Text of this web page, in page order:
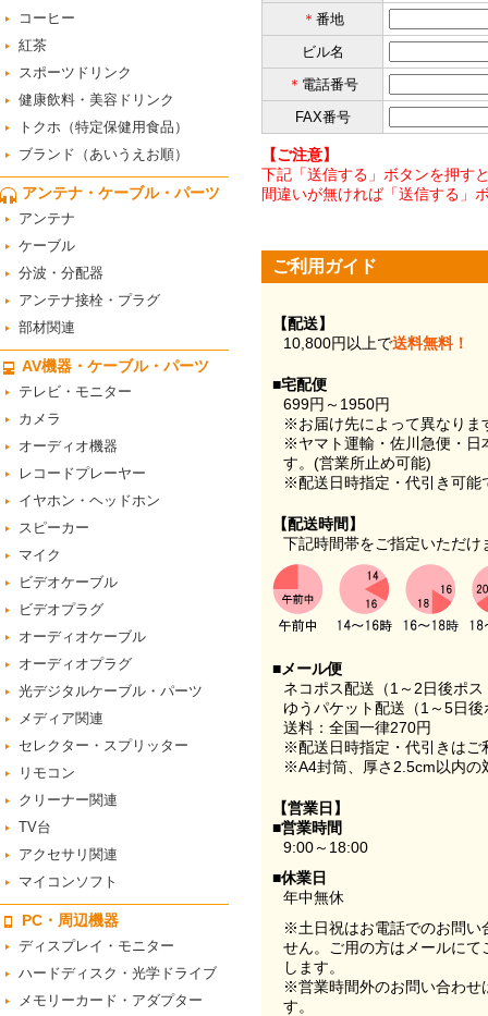
＊ 番地
ビル名
＊ 電話番号
FAX番号
【ご注意】
下記「送信する」ボタンを押す
間違いが無ければ「送信する」
ご利用ガイド
【配送】
10,800円以上で送料無料！
■宅配便
699円～1950円
※お届け先によって異なりま
※ヤマト運輸・佐川急便・日
す。(営業所止め可能)
※配送日時指定・代引き可能
【配送時間】
下記時間帯をご指定いただけ
■メール便
ネコポス配送（1～2日後ポ
ゆうパケット配送（1～5日
送料：全国一律270円
※配送日時指定・代引きはご
※A4封筒、厚さ2.5cm以内の
【営業日】
■営業時間
9:00～18:00
■休業日
年中無休
※土日祝はお電話でのお問い
せん。ご用の方はメールに
します。
※営業時間外のお問い合わせ
す。
コーヒー
紅茶
スポーツドリンク
健康飲料・美容ドリンク
トクホ（特定保健用食品）
ブランド（あいうえお順）
アンテナ・ケーブル・パーツ
アンテナ
ケーブル
分波・分配器
アンテナ接栓・プラグ
部材関連
AV機器・ケーブル・パーツ
テレビ・モニター
カメラ
オーディオ機器
レコードプレーヤー
イヤホン・ヘッドホン
スピーカー
マイク
ビデオケーブル
ビデオプラグ
オーディオケーブル
オーディオプラグ
光デジタルケーブル・パーツ
メディア関連
セレクター・スプリッター
リモコン
クリーナー関連
TV台
アクセサリ関連
マイコンソフト
PC・周辺機器
ディスプレイ・モニター
ハードディスク・光学ドライブ
メモリーカード・アダプター